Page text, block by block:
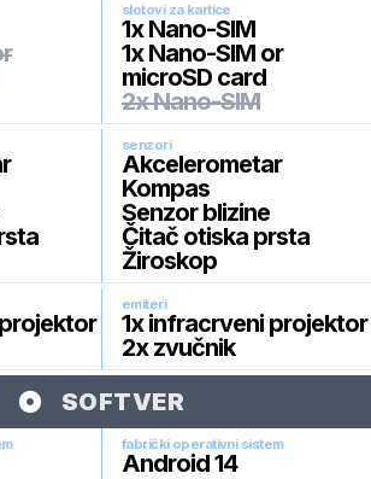
slotovi za kartice
1x Nano-SIM
1x Nano-SIM or
microSD card
2x Nano-SIM
senzori
Akcelerometar
Kompas
Senzor blizine
Čitač otiska prsta
Žiroskop
emiteri
1x infracrveni projektor
2x zvučnik
SOFTVER
fabrički operativni sistem
Android 14